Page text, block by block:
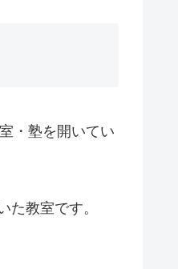
・塾を開いてい
教室です。